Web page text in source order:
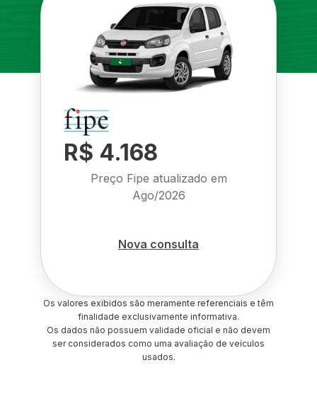
R$ 4.168
Preço Fipe atualizado em
Ago/2026
Nova consulta
Os valores exibidos são meramente referenciais e têm
finalidade exclusivamente informativa.
Os dados não possuem validade oficial e não devem
ser considerados como uma avaliação de veículos
usados.